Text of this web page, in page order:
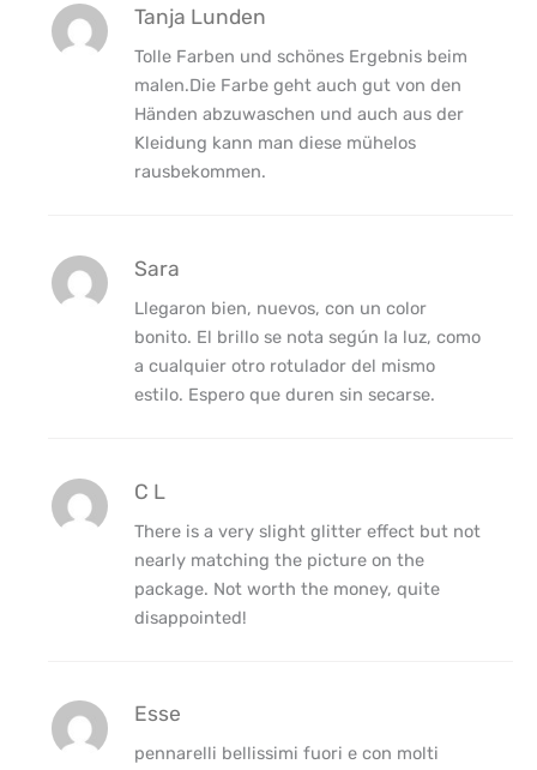
Tanja Lunden
Tolle Farben und schönes Ergebnis beim
malen.Die Farbe geht auch gut von den
Händen abzuwaschen und auch aus der
Kleidung kann man diese mühelos
rausbekommen.
Sara
Llegaron bien, nuevos, con un color
bonito. El brillo se nota según la luz, como
a cualquier otro rotulador del mismo
estilo. Espero que duren sin secarse.
C L
There is a very slight glitter effect but not
nearly matching the picture on the
package. Not worth the money, quite
disappointed!
Esse
pennarelli bellissimi fuori e con molti